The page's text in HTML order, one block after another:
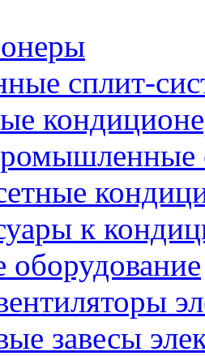
сплит-
к
оборудование
завесы